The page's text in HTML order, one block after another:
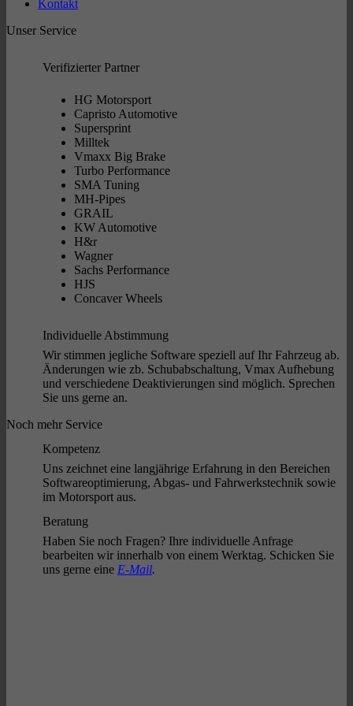
können
der
gewählt
Kontakt
Unser Service
Verifizierter Partner
HG Motorsport
Capristo Automotive
Supersprint
Milltek
Vmaxx Big Brake
Turbo Performance
SMA Tuning
MH-Pipes
GRAIL
KW Automotive
H&r
Wagner
Sachs Performance
HJS
Concaver Wheels
Individuelle Abstimmung
Wir stimmen jegliche Software speziell auf Ihr Fahrzeug ab.
Änderungen wie zb. Schubabschaltung, Vmax Aufhebung
und verschiedene Deaktivierungen sind möglich. Sprechen
Sie uns gerne an.
Noch mehr Service
Kompetenz
Uns zeichnet eine langjährige Erfahrung in den Bereichen
Softwareoptimierung, Abgas- und Fahrwerkstechnik sowie
im Motorsport aus.
Beratung
Haben Sie noch Fragen? Ihre individuelle Anfrage
bearbeiten wir innerhalb von einem Werktag. Schicken Sie
uns gerne eine E-Mail.